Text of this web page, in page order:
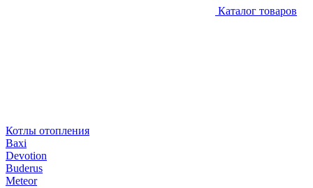
Каталог товаров
Котлы отопления
Baxi
Devotion
Buderus
Meteor